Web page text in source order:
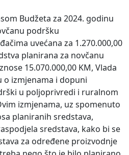
Budžeta za 2024. godinu
podršku
uvećana za 1.270.000,00
planirana za novčanu
15.070.000,00 KM, Vlada
o izmjenama i dopuni
u poljoprivredi i ruralnom
izmjenama, uz spomenuto
planiranih sredstava,
sredstava, kako bi se
za određene proizvodnje